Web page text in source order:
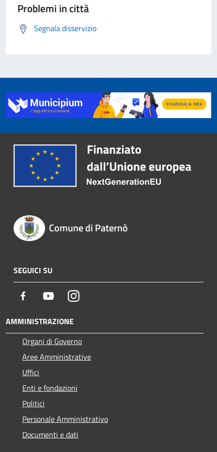
Problemi in città
Segnala disservizio
Comune di Paternò
SEGUICI SU
Facebook YoutubeInstagram
AMMINISTRAZIONE
Organi di Governo
Aree Amministrative
Uffici
Enti e fondazioni
Politici
Personale Amministrativo
Documenti e dati